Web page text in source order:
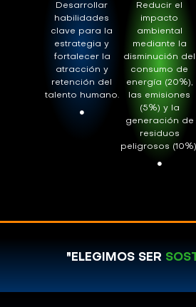
Desarrollar
habilidades
clave para la
estrategia y
fortalecer la
atracción y
retención del
talento humano.
Reducir el
impacto
ambiental
mediante la
disminución del
consumo de
energía (20%),
las emisiones
(5%) y la
generación de
residuos
peligrosos
"ELEGIMOS SER